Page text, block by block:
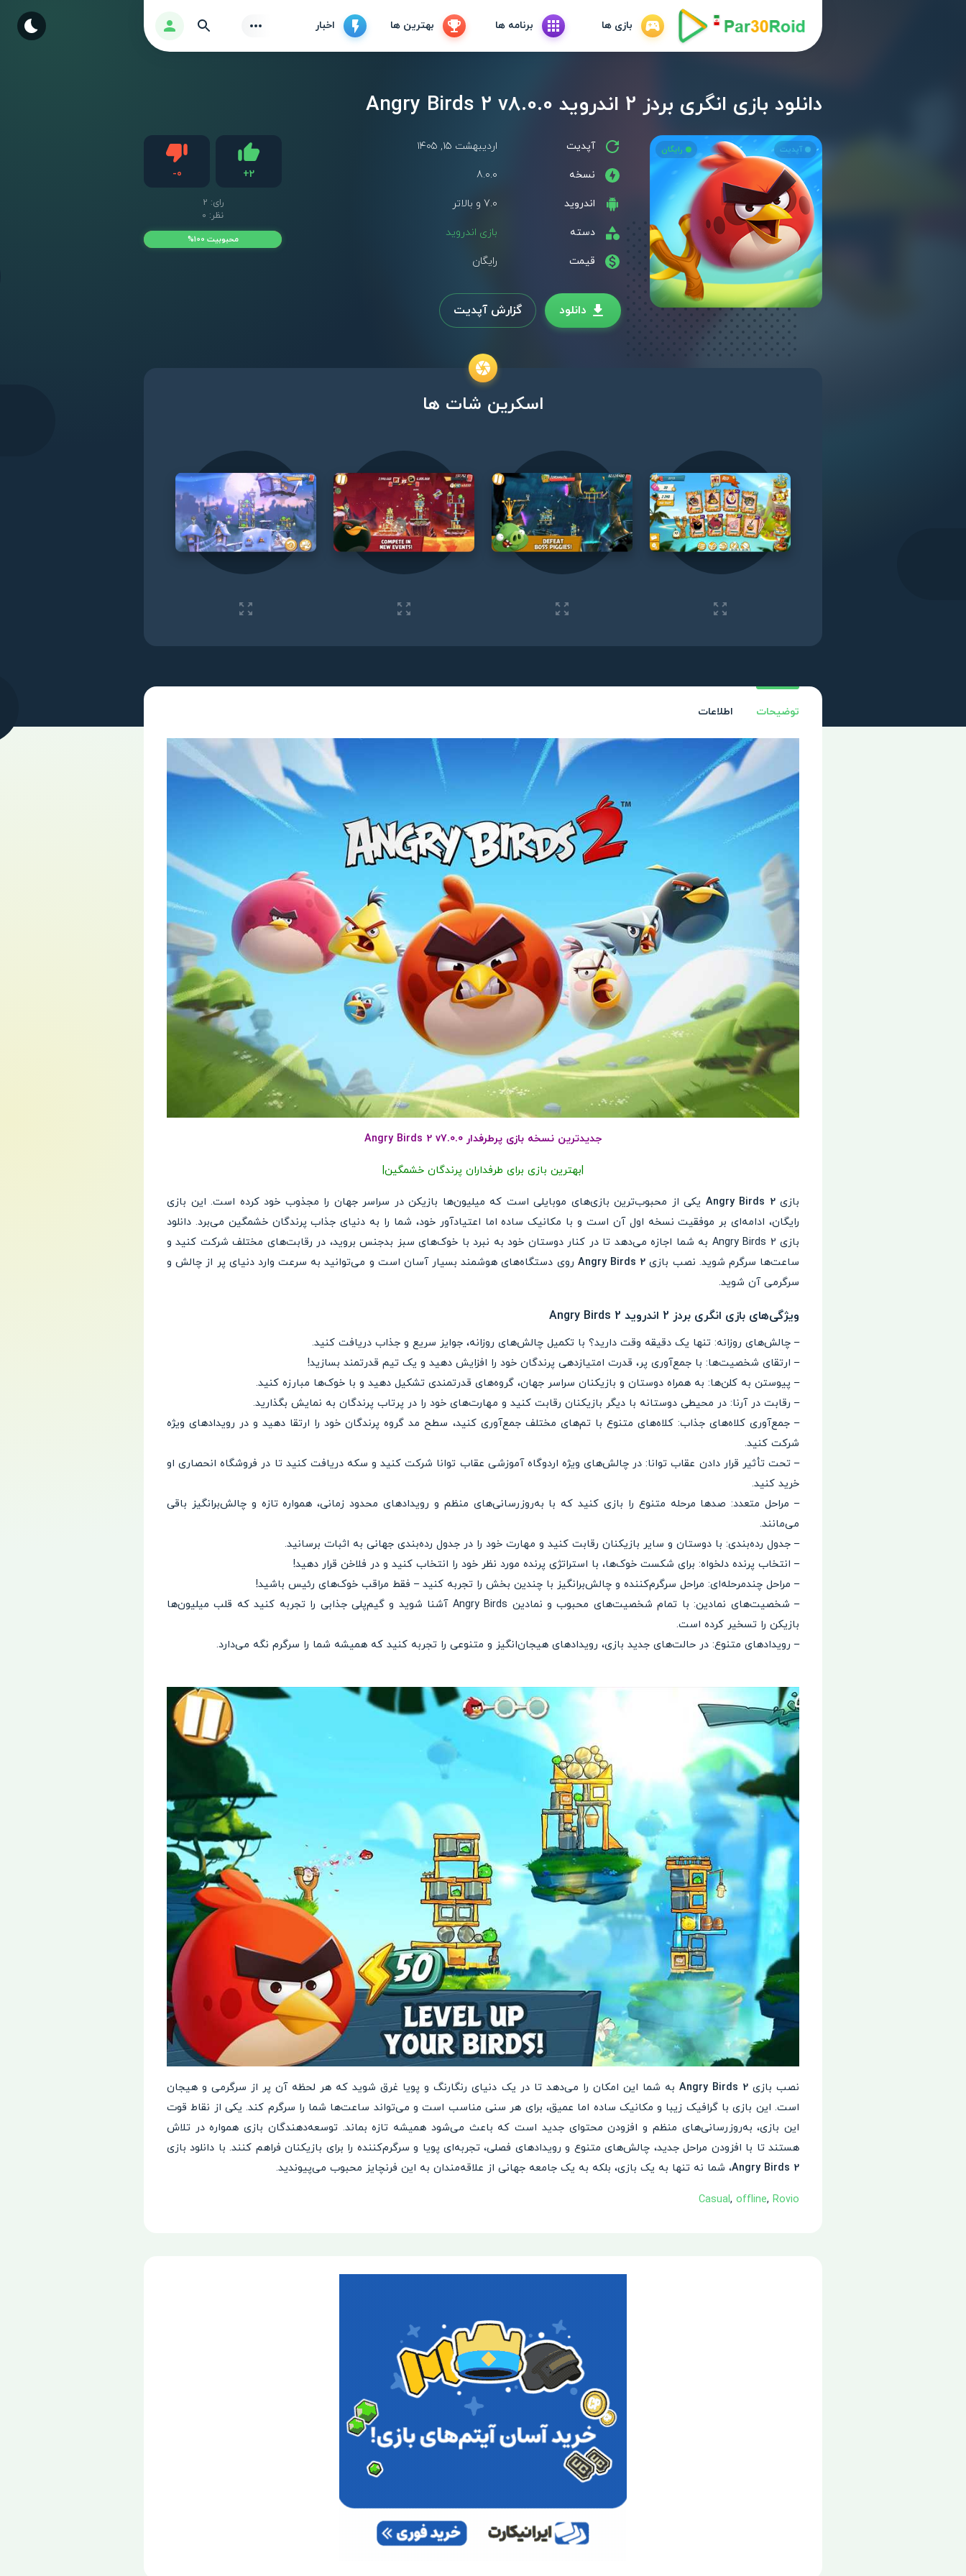
بازی ها برنامه ها بهترین ها اخبار ورود Find
دانلود بازی انگری بردز 2 اندروید Angry Birds 2 v8.0.0
آپدیت رایگان آپدیت اردیبهشت ۱۵, ۱۴۰۵
نسخه 8.0.0
اندروید 7.0 و بالاتر
دسته بازی اندروید
قیمت رایگان
+2
لایک
-0دیس لایک
رای: 2
نظر: 0
محبوبیت 100%
دانلود گزارش آپدیت
اسکرین شات ها
توضیحات اطلاعات
جدیدترین نسخه بازی پرطرفدار Angry Birds 2 v7.0.0
|بهترین بازی برای طرفداران پرندگان خشمگین|
بازیAngry Birds 2 یکی از محبوب‌ترین بازی‌های موبایلی است که میلیون‌ها بازیکن در سراسر جهان را مجذوب خود کرده است. این بازی
رایگان، ادامه‌ای بر موفقیت نسخه اول آن است و با مکانیک ساده اما اعتیادآور خود، شما را به دنیای جذاب پرندگان خشمگین می‌برد. دانلود
بازی Angry Birds 2 به شما اجازه می‌دهد تا در کنار دوستان خود به نبرد با خوک‌های سبز بدجنس بروید، در رقابت‌های مختلف شرکت کنید و
ساعت‌ها سرگرم شوید. نصب بازی Angry Birds 2 روی دستگاه‌های هوشمند بسیار آسان است و می‌توانید به سرعت وارد دنیای پر از چالش و
سرگرمی آن شوید.
ویژگی‌های بازی انگری بردز 2 اندروید Angry Birds 2
– چالش‌های روزانه: تنها یک دقیقه وقت دارید؟ با تکمیل چالش‌های روزانه، جوایز سریع و جذاب دریافت کنید.
– ارتقای شخصیت‌ها: با جمع‌آوری پر، قدرت امتیازدهی پرندگان خود را افزایش دهید و یک تیم قدرتمند بسازید!
– پیوستن به کلن‌ها: به همراه دوستان و بازیکنان سراسر جهان، گروه‌های قدرتمندی تشکیل دهید و با خوک‌ها مبارزه کنید.
– رقابت در آرنا: در محیطی دوستانه با دیگر بازیکنان رقابت کنید و مهارت‌های خود را در پرتاب پرندگان به نمایش بگذارید.
– جمع‌آوری کلاه‌های جذاب: کلاه‌های متنوع با تم‌های مختلف جمع‌آوری کنید، سطح مد گروه پرندگان خود را ارتقا دهید و در رویدادهای ویژه
شرکت کنید.
– تحت تأثیر قرار دادن عقاب توانا: در چالش‌های ویژه اردوگاه آموزشی عقاب توانا شرکت کنید و سکه دریافت کنید تا در فروشگاه انحصاری او
خرید کنید.
– مراحل متعدد: صدها مرحله متنوع را بازی کنید که با به‌روزرسانی‌های منظم و رویدادهای محدود زمانی، همواره تازه و چالش‌برانگیز باقی
می‌مانند.
– جدول رده‌بندی: با دوستان و سایر بازیکنان رقابت کنید و مهارت خود را در جدول رده‌بندی جهانی به اثبات برسانید.
– انتخاب پرنده دلخواه: برای شکست خوک‌ها، با استراتژی پرنده مورد نظر خود را انتخاب کنید و در فلاخن قرار دهید!
– مراحل چندمرحله‌ای: مراحل سرگرم‌کننده و چالش‌برانگیز با چندین بخش را تجربه کنید – فقط مراقب خوک‌های رئیس باشید!
– شخصیت‌های نمادین: با تمام شخصیت‌های محبوب و نمادین Angry Birds آشنا شوید و گیم‌پلی جذابی را تجربه کنید که قلب میلیون‌ها
بازیکن را تسخیر کرده است.
– رویدادهای متنوع: در حالت‌های جدید بازی، رویدادهای هیجان‌انگیز و متنوعی را تجربه کنید که همیشه شما را سرگرم نگه می‌دارد.
نصب بازیAngry Birds 2 به شما این امکان را می‌دهد تا در یک دنیای رنگارنگ و پویا غرق شوید که هر لحظه آن پر از سرگرمی و هیجان
است. این بازی با گرافیک زیبا و مکانیک ساده اما عمیق، برای هر سنی مناسب است و می‌تواند ساعت‌ها شما را سرگرم کند. یکی از نقاط قوت
این بازی، به‌روزرسانی‌های منظم و افزودن محتوای جدید است که باعث می‌شود همیشه تازه بماند. توسعه‌دهندگان بازی همواره در تلاش
هستند تا با افزودن مراحل جدید، چالش‌های متنوع و رویدادهای فصلی، تجربه‌ای پویا و سرگرم‌کننده را برای بازیکنان فراهم کنند. با دانلود بازی
Angry Birds 2، شما نه تنها به یک بازی، بلکه به یک جامعه جهانی از علاقه‌مندان به این فرنچایز محبوب می‌پیوندید.
Casual, offline, Rovio‏